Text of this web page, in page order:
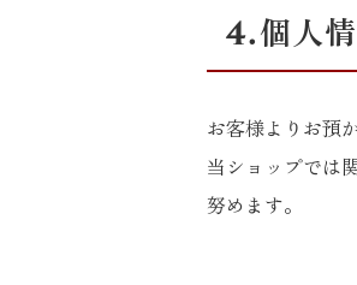
4.個人
お客様よりお預
当ショップでは
努めます。